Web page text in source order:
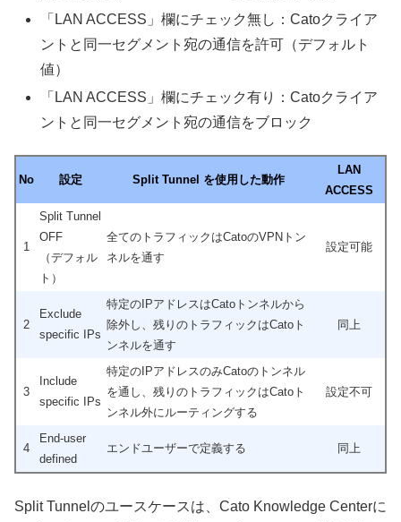
「LAN ACCESS」欄にチェック無し：Catoクライア
ントと同一セグメント宛の通信を許可（デフォルト
値）
「LAN ACCESS」欄にチェック有り：Catoクライア
ントと同一セグメント宛の通信をブロック
No 設定 Split Tunnel を使用した動作
LAN
ACCESS
1
Split Tunnel
OFF
（デフォル
ト）
全てのトラフィックはCatoのVPNトン
ネルを通す
設定可能
2
Exclude
specific IPs
特定のIPアドレスはCatoトンネルから
除外し、残りのトラフィックはCatoト
ンネルを通す
同上
3
Include
specific IPs
特定のIPアドレスのみCatoのトンネル
を通し、残りのトラフィックはCatoト
ンネル外にルーティングする
設定不可
4
End-user
defined
エンドユーザーで定義する 同上
Split Tunnelのユースケースは、Cato Knowledge Centerに